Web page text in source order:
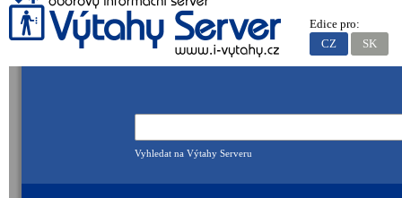
Vyhledat na Výtahy Serveru
Edice pro:
CZ
SK